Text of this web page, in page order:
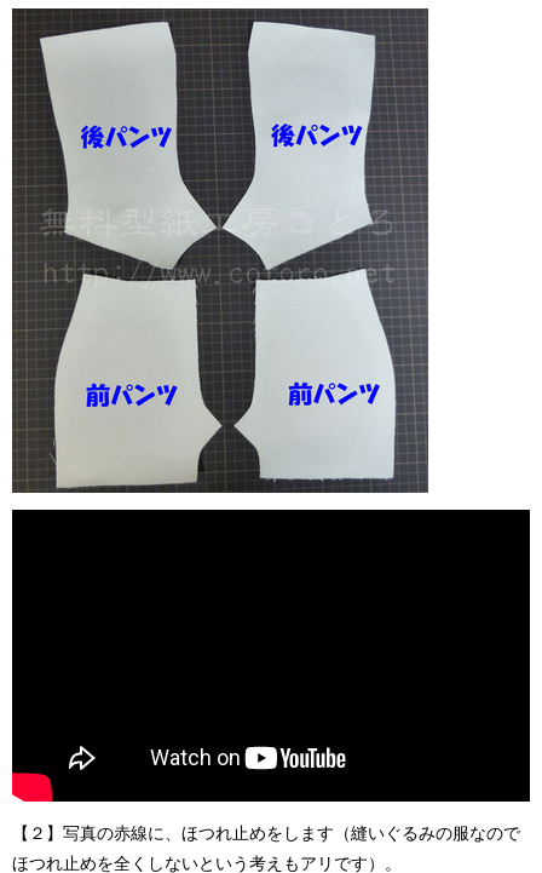
【２】写真の赤線に、ほつれ止めをします（縫いぐるみの服なので
ほつれ止めを全くしないという考えもアリです）。